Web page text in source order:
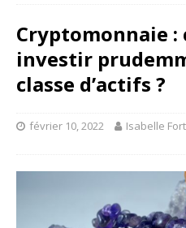
Cryptomonnaie :
investir
classe d’actifs ?
février 10, 2022 Isabelle